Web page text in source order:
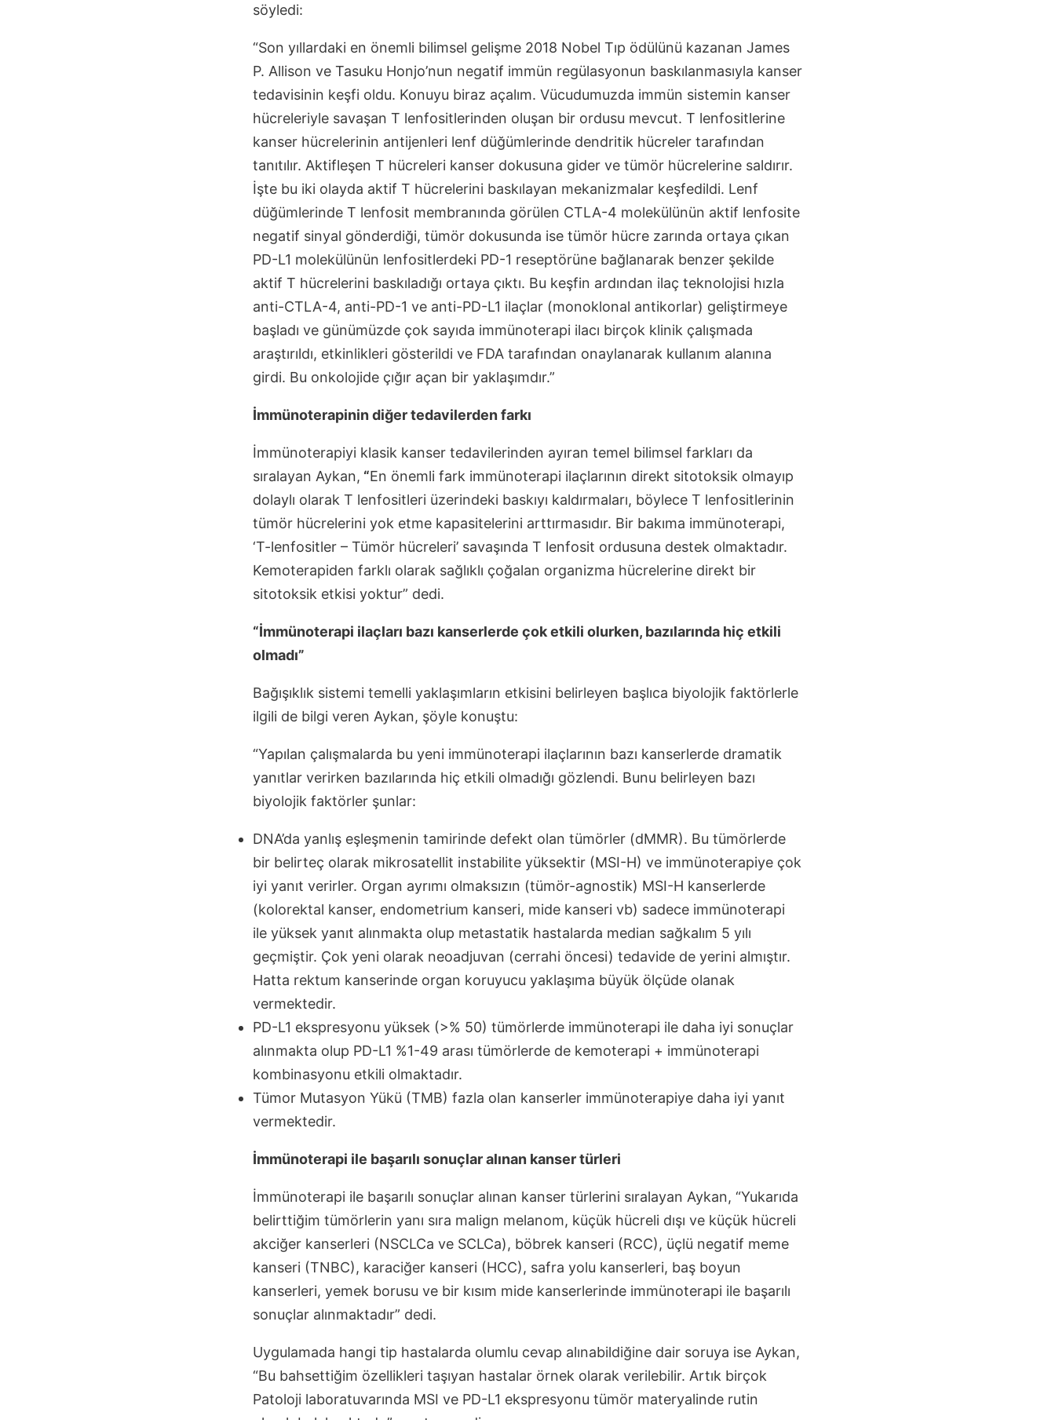
söyledi:
“Son yıllardaki en önemli bilimsel gelişme 2018 Nobel Tıp ödülünü kazanan James
P. Allison ve Tasuku Honjo’nun negatif immün regülasyonun baskılanmasıyla kanser
tedavisinin keşfi oldu. Konuyu biraz açalım. Vücudumuzda immün sistemin kanser
hücreleriyle savaşan T lenfositlerinden oluşan bir ordusu mevcut. T lenfositlerine
kanser hücrelerinin antijenleri lenf düğümlerinde dendritik hücreler tarafından
tanıtılır. Aktifleşen T hücreleri kanser dokusuna gider ve tümör hücrelerine saldırır.
İşte bu iki olayda aktif T hücrelerini baskılayan mekanizmalar keşfedildi. Lenf
düğümlerinde T lenfosit membranında görülen CTLA-4 molekülünün aktif lenfosite
negatif sinyal gönderdiği, tümör dokusunda ise tümör hücre zarında ortaya çıkan
PD-L1 molekülünün lenfositlerdeki PD-1 reseptörüne bağlanarak benzer şekilde
aktif T hücrelerini baskıladığı ortaya çıktı. Bu keşfin ardından ilaç teknolojisi hızla
anti-CTLA-4, anti-PD-1 ve anti-PD-L1 ilaçlar (monoklonal antikorlar) geliştirmeye
başladı ve günümüzde çok sayıda immünoterapi ilacı birçok klinik çalışmada
araştırıldı, etkinlikleri gösterildi ve FDA tarafından onaylanarak kullanım alanına
girdi. Bu onkolojide çığır açan bir yaklaşımdır.”
İmmünoterapinin diğer tedavilerden farkı
İmmünoterapiyi klasik kanser tedavilerinden ayıran temel bilimsel farkları da
sıralayan Aykan, “En önemli fark immünoterapi ilaçlarının direkt sitotoksik olmayıp
dolaylı olarak T lenfositleri üzerindeki baskıyı kaldırmaları, böylece T lenfositlerinin
tümör hücrelerini yok etme kapasitelerini arttırmasıdır. Bir bakıma immünoterapi,
‘T-lenfositler – Tümör hücreleri’ savaşında T lenfosit ordusuna destek olmaktadır.
Kemoterapiden farklı olarak sağlıklı çoğalan organizma hücrelerine direkt bir
sitotoksik etkisi yoktur” dedi.
“İmmünoterapi ilaçları bazı kanserlerde çok etkili olurken, bazılarında hiç etkili
olmadı”
Bağışıklık sistemi temelli yaklaşımların etkisini belirleyen başlıca biyolojik faktörlerle
ilgili de bilgi veren Aykan, şöyle konuştu:
“Yapılan çalışmalarda bu yeni immünoterapi ilaçlarının bazı kanserlerde dramatik
yanıtlar verirken bazılarında hiç etkili olmadığı gözlendi. Bunu belirleyen bazı
biyolojik faktörler şunlar:
DNA’da yanlış eşleşmenin tamirinde defekt olan tümörler (dMMR). Bu tümörlerde
bir belirteç olarak mikrosatellit instabilite yüksektir (MSI-H) ve immünoterapiye çok
iyi yanıt verirler. Organ ayrımı olmaksızın (tümör-agnostik) MSI-H kanserlerde
(kolorektal kanser, endometrium kanseri, mide kanseri vb) sadece immünoterapi
ile yüksek yanıt alınmakta olup metastatik hastalarda median sağkalım 5 yılı
geçmiştir. Çok yeni olarak neoadjuvan (cerrahi öncesi) tedavide de yerini almıştır.
Hatta rektum kanserinde organ koruyucu yaklaşıma büyük ölçüde olanak
vermektedir.
PD-L1 ekspresyonu yüksek (>% 50) tümörlerde immünoterapi ile daha iyi sonuçlar
alınmakta olup PD-L1 %1-49 arası tümörlerde de kemoterapi + immünoterapi
kombinasyonu etkili olmaktadır.
Tümor Mutasyon Yükü (TMB) fazla olan kanserler immünoterapiye daha iyi yanıt
vermektedir.
İmmünoterapi ile başarılı sonuçlar alınan kanser türleri
İmmünoterapi ile başarılı sonuçlar alınan kanser türlerini sıralayan Aykan, “Yukarıda
belirttiğim tümörlerin yanı sıra malign melanom, küçük hücreli dışı ve küçük hücreli
akciğer kanserleri (NSCLCa ve SCLCa), böbrek kanseri (RCC), üçlü negatif meme
kanseri (TNBC), karaciğer kanseri (HCC), safra yolu kanserleri, baş boyun
kanserleri, yemek borusu ve bir kısım mide kanserlerinde immünoterapi ile başarılı
sonuçlar alınmaktadır” dedi.
Uygulamada hangi tip hastalarda olumlu cevap alınabildiğine dair soruya ise Aykan,
“Bu bahsettiğim özellikleri taşıyan hastalar örnek olarak verilebilir. Artık birçok
Patoloji laboratuvarında MSI ve PD-L1 ekspresyonu tümör materyalinde rutin